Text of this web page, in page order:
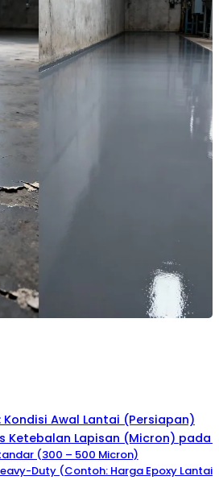
Kondisi Awal Lantai (Persiapan)
Ketebalan Lapisan (Micron) pada
(300 – 500 Micron)
Duty (Contoh: Harga Epoxy Lantai